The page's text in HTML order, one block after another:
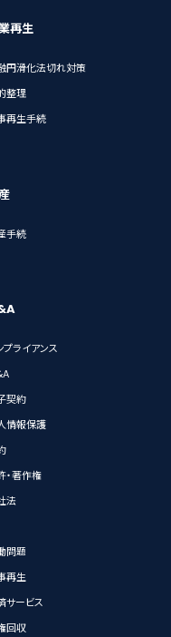
再生
円滑化法切れ対策
整理
再生手続
手続
プライアンス
契約
情報保護
・著作権
法
問題
再生
サービス
回収